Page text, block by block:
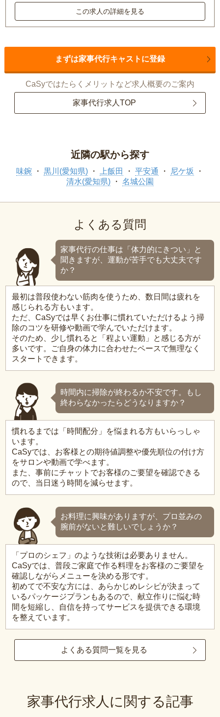
この求人の詳細を見る
まずは家事代行キャストに登録
CaSyではたらくメリットなど求人概要のご案内
家事代行求人TOP
近隣の駅から探す
味鋺 黒川(愛知県) 上飯田 平安通
尼ケ坂
清水(愛知県)
名城公園
よくある質問
家事代行の仕事は「体力的にきつい」と
聞きますが、運動が苦手でも大丈夫です
か？
最初は普段使わない筋肉を使うため、数日間は疲れを
感じられる方もいます。
ただ、CaSyでは早くお仕事に慣れていただけるよう掃
除のコツを研修や動画で学んでいただけます。
そのため、少し慣れると「程よい運動」と感じる方が
多いです。ご自身の体力に合わせたペースで無理なく
スタートできます。
時間内に掃除が終わるか不安です。もし
終わらなかったらどうなりますか？
慣れるまでは「時間配分」を悩まれる方もいらっしゃ
います。
CaSyでは、お客様との期待値調整や優先順位の付け方
をサロンや動画で学べます。
また、事前にチャットでお客様のご要望を確認できる
ので、当日迷う時間を減らせます。
お料理に興味がありますが、プロ並みの
腕前がないと難しいでしょうか？
「プロのシェフ」のような技術は必要ありません。
CaSyでは、普段ご家庭で作る料理をお客様のご要望を
確認しながらメニューを決める形です。
初めてで不安な方には、あらかじめレシピが決まって
いるパッケージプランもあるので、献立作りに悩む時
間を短縮し、自信を持ってサービスを提供できる環境
を整えています。
よくある質問一覧を見る
家事代行求人に関する記事